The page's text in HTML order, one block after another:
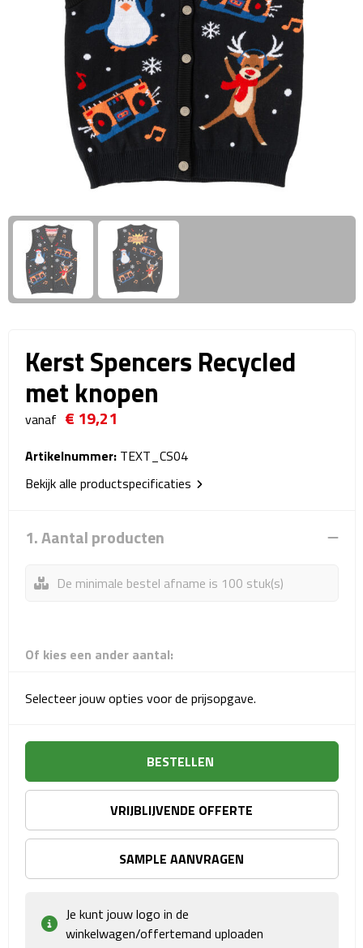
Business trolleys
Documententassen
Kledingtassen
Laptophoezen & -tassen
Tablettassen
Reistassen & Trolleys
Reistassen
Trolleys
Reistassensets
Weekendtassen
Duffeltassen
Autotassen
Toilettassen
Rugzakken
Laptop rugzakken
Promo rugzakjes
Sport- & Recreatietassen
Sporttassen
Schoenentassen
Strandtassen
Giftcards
Wellness Giftsets
Kerst Spencers Recycled
met knopen
vanaf € 19,21
Artikelnummer: TEXT_CS04
Bekijk alle productspecificaties
1. Aantal producten
De minimale bestel afname is 100 stuk(s)
Of kies een ander aantal:
Selecteer jouw opties voor de prijsopgave.
BESTELLEN
VRIJBLIJVENDE OFFERTE
SAMPLE AANVRAGEN
Je kunt jouw logo in de
winkelwagen/offertemand uploaden